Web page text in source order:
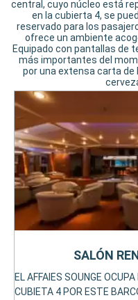
central, cuyo núcleo está
en la cubierta 4, se
reservado para los
ofrece un ambiente
Equipado con pantallas de
más importantes del
por una extensa carta
EL AFFAIES SOUNGE
CUBIETA 4 POR ESTE
SALÓN